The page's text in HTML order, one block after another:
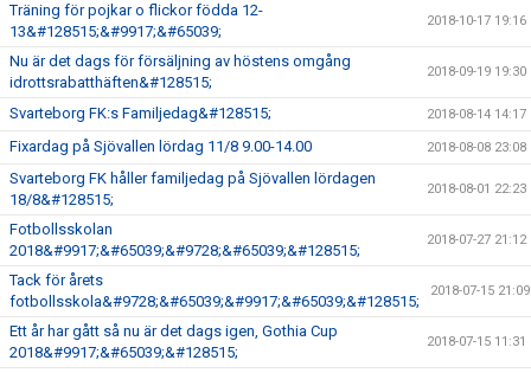
Träning för pojkar o flickor födda 12-
13&#128515;&#9917;&#65039;
2018-10-17 19:16
Nu är det dags för försäljning av höstens omgång
idrottsrabatthäften&#128515;
2018-09-19 19:30
Svarteborg FK:s Familjedag&#128515; 2018-08-14 14:17
Fixardag på Sjövallen lördag 11/8 9.00-14.00 2018-08-08 23:08
Svarteborg FK håller familjedag på Sjövallen lördagen
18/8&#128515;
2018-08-01 22:23
Fotbollsskolan
2018&#9917;&#65039;&#9728;&#65039;&#128515;
2018-07-27 21:12
Tack för årets
fotbollsskola&#9728;&#65039;&#9917;&#65039;&#128515;
2018-07-15 21:09
Ett år har gått så nu är det dags igen, Gothia Cup
2018&#9917;&#65039;&#128515;
2018-07-15 11:31